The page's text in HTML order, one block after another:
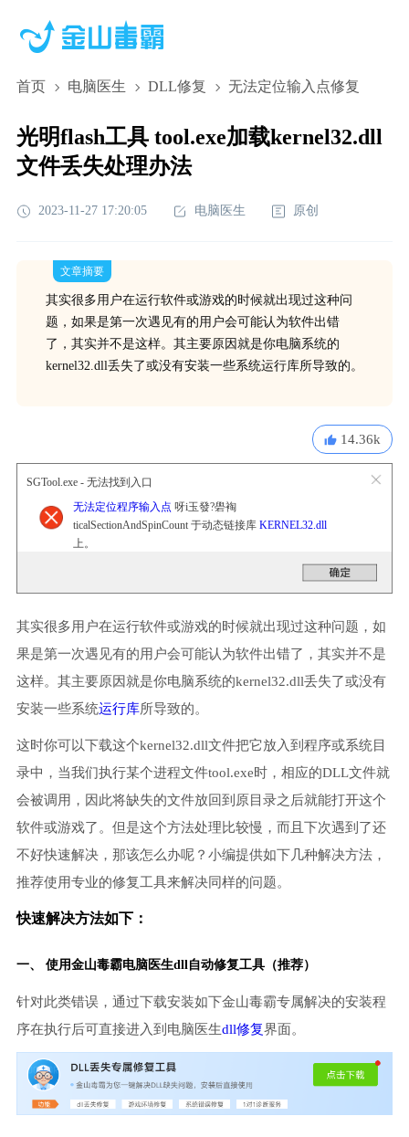
首页 电脑医生 DLL修复 无法定位输入点修复
光明flash工具 tool.exe加载kernel32.dll
文件丢失处理办法
2023-11-27 17:20:05 电脑医生 原创
文章摘要
其实很多用户在运行软件或游戏的时候就出现过这种问
题，如果是第一次遇见有的用户会可能认为软件出错
了，其实并不是这样。其主要原因就是你电脑系统的
kernel32.dll丢失了或没有安装一些系统运行库所导致的。
14.36k
SGTool.exe - 无法找到入口
无法定位程序输入点 呀i玉發?礐裪
ticalSectionAndSpinCount 于动态链接库 KERNEL32.dll
上。
其实很多用户在运行软件或游戏的时候就出现过这种问题，如
果是第一次遇见有的用户会可能认为软件出错了，其实并不是
这样。其主要原因就是你电脑系统的kernel32.dll丢失了或没有
安装一些系统运行库所导致的。
这时你可以下载这个kernel32.dll文件把它放入到程序或系统目
录中，当我们执行某个进程文件tool.exe时，相应的DLL文件就
会被调用，因此将缺失的文件放回到原目录之后就能打开这个
软件或游戏了。但是这个方法处理比较慢，而且下次遇到了还
不好快速解决，那该怎么办呢？小编提供如下几种解决方法，
推荐使用专业的修复工具来解决同样的问题。
快速解决方法如下：
一、 使用金山毒霸电脑医生dll自动修复工具（推荐）
针对此类错误，通过下载安装如下金山毒霸专属解决的安装程
序在执行后可直接进入到电脑医生dll修复界面。